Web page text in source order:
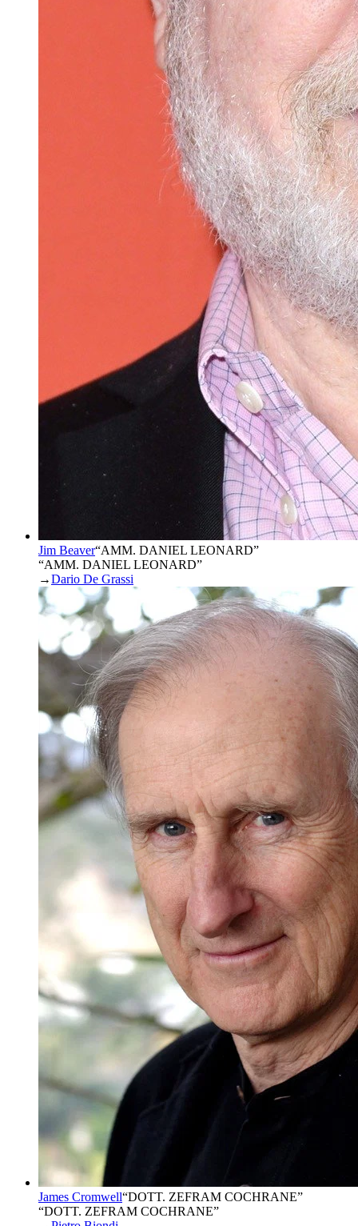
Jim Beaver“AMM. DANIEL LEONARD”
“AMM. DANIEL LEONARD”
→Dario De Grassi
James Cromwell“DOTT. ZEFRAM COCHRANE”
“DOTT. ZEFRAM COCHRANE”